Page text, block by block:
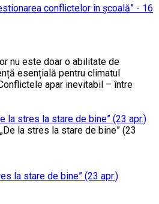
conflictelor în școală” - 16
nu este doar o abilitate de
esențială pentru climatul
apar inevitabil – între
la stres la stare de bine” (23 apr.)
la stare de bine” (23 apr.)